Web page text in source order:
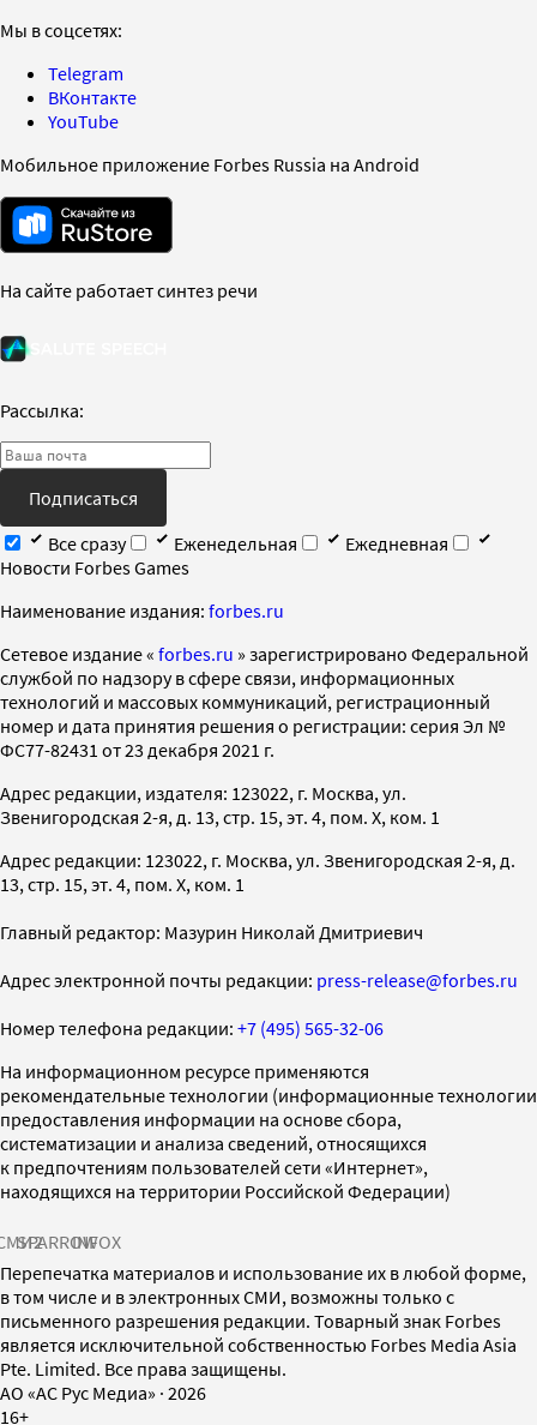
Мы в соцсетях:
Telegram
ВКонтакте
YouTube
Мобильное приложение Forbes Russia на Android
На сайте работает синтез речи
Рассылка:
Подписаться
Все сразу
Еженедельная
Ежедневная
Новости Forbes Games
Наименование издания: forbes.ru
Cетевое издание « forbes.ru » зарегистрировано Федеральной
службой по надзору в сфере связи, информационных
технологий и массовых коммуникаций, регистрационный
номер и дата принятия решения о регистрации: серия Эл №
ФС77-82431 от 23 декабря 2021 г.
Адрес редакции, издателя: 123022, г. Москва, ул.
Звенигородская 2-я, д. 13, стр. 15, эт. 4, пом. X, ком. 1
Адрес редакции: 123022, г. Москва, ул. Звенигородская 2-я, д.
13, стр. 15, эт. 4, пом. X, ком. 1
Главный редактор: Мазурин Николай Дмитриевич
Адрес электронной почты редакции: press-release@forbes.ru
Номер телефона редакции: +7 (495) 565-32-06
На информационном ресурсе применяются
рекомендательные технологии (информационные технологии
предоставления информации на основе сбора,
систематизации и анализа сведений, относящихся
к предпочтениям пользователей сети «Интернет»,
находящихся на территории Российской Федерации)
SPARROWINFOX
Перепечатка материалов и использование их в любой форме,
в том числе и в электронных СМИ, возможны только с
письменного разрешения редакции. Товарный знак Forbes
является исключительной собственностью Forbes Media Asia
Pte. Limited. Все права защищены.
AO «АС Рус Медиа» · 2026
16+